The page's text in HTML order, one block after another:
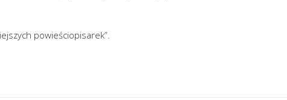
powieściopisarek”.